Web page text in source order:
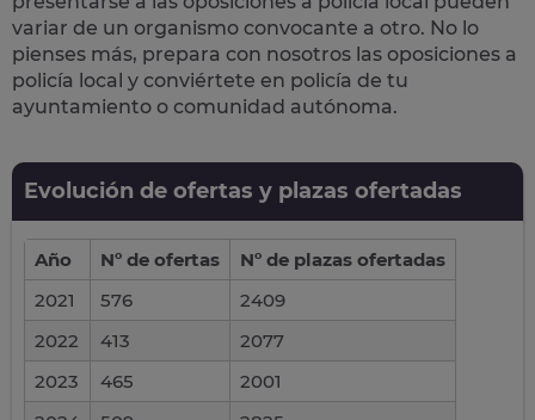
variar de un organismo convocante a otro. No lo
pienses más, prepara con nosotros las oposiciones a
policía local y conviértete en policía de tu
ayuntamiento o comunidad autónoma.
Evolución de ofertas y plazas ofertadas
Año Nº de ofertas
Nº de plazas ofertadas
2021
576
2409
2022
413
2077
2023
465
2001